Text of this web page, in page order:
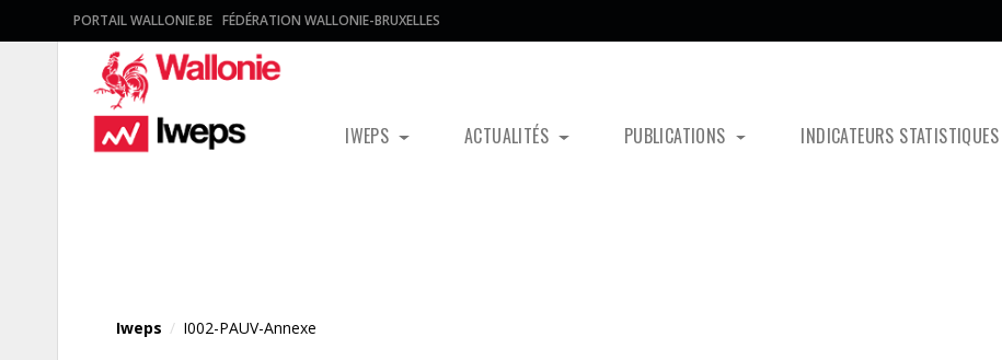
PORTAIL WALLONIE.BE FÉDÉRATION WALLONIE-BRUXELLES
IWEPS ACTUALITÉS PUBLICATIONS INDICATEURS STATISTIQUES
Iweps / I002-PAUV-Annexe